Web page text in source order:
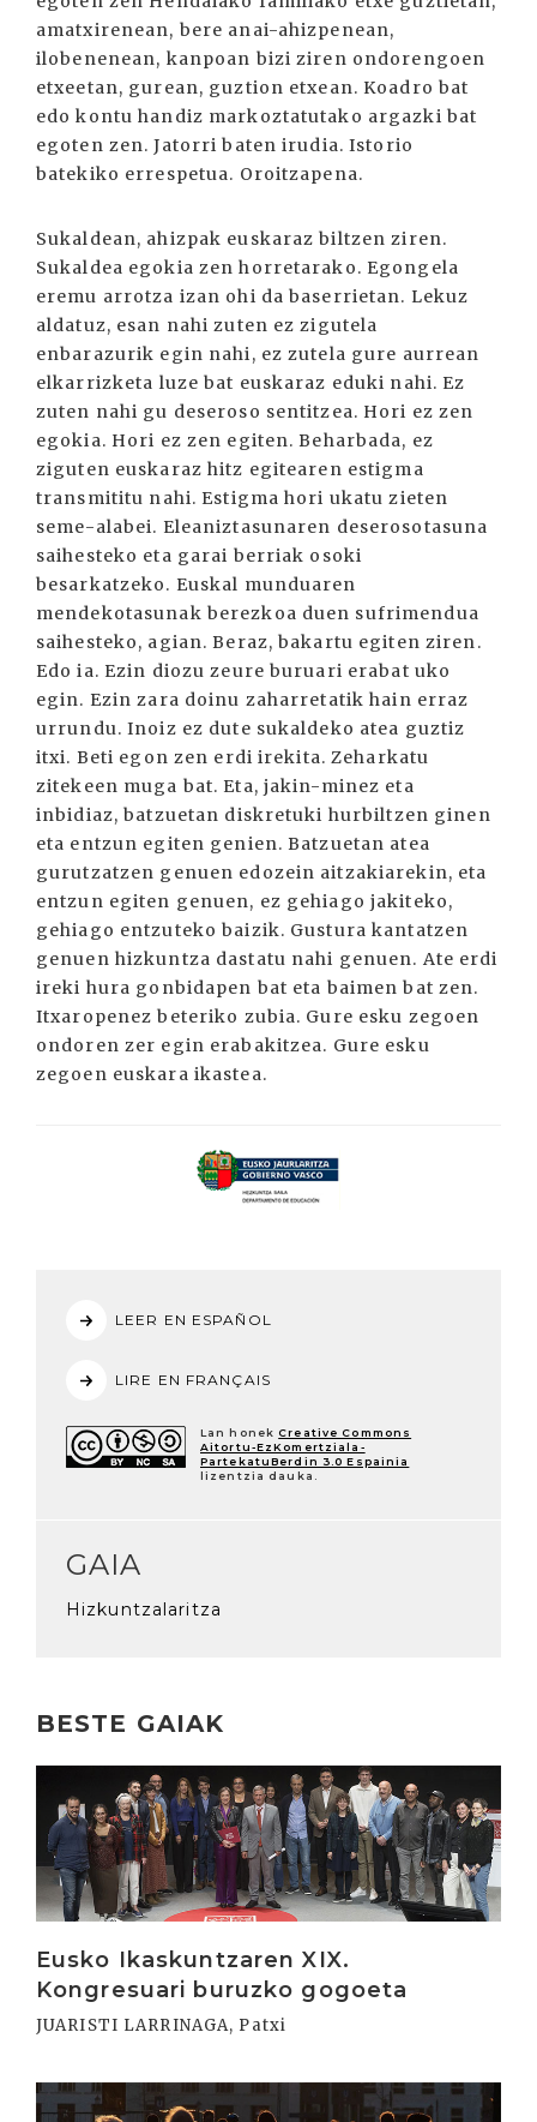
amatxirenean, bere anai-ahizpenean,
ilobenenean, kanpoan bizi ziren ondorengoen
etxeetan, gurean, guztion etxean. Koadro bat
edo kontu handiz markoztatutako argazki bat
egoten zen. Jatorri baten irudia. Istorio
batekiko errespetua. Oroitzapena.
Sukaldean, ahizpak euskaraz biltzen ziren.
Sukaldea egokia zen horretarako. Egongela
eremu arrotza izan ohi da baserrietan. Lekuz
aldatuz, esan nahi zuten ez zigutela
enbarazurik egin nahi, ez zutela gure aurrean
elkarrizketa luze bat euskaraz eduki nahi. Ez
zuten nahi gu deseroso sentitzea. Hori ez zen
egokia. Hori ez zen egiten. Beharbada, ez
ziguten euskaraz hitz egitearen estigma
transmititu nahi. Estigma hori ukatu zieten
seme-alabei. Eleaniztasunaren deserosotasuna
saihesteko eta garai berriak osoki
besarkatzeko. Euskal munduaren
mendekotasunak berezkoa duen sufrimendua
saihesteko, agian. Beraz, bakartu egiten ziren.
Edo ia. Ezin diozu zeure buruari erabat uko
egin. Ezin zara doinu zaharretatik hain erraz
urrundu. Inoiz ez dute sukaldeko atea guztiz
itxi. Beti egon zen erdi irekita. Zeharkatu
zitekeen muga bat. Eta, jakin-minez eta
inbidiaz, batzuetan diskretuki hurbiltzen ginen
eta entzun egiten genien. Batzuetan atea
gurutzatzen genuen edozein aitzakiarekin, eta
entzun egiten genuen, ez gehiago jakiteko,
gehiago entzuteko baizik. Gustura kantatzen
genuen hizkuntza dastatu nahi genuen. Ate erdi
ireki hura gonbidapen bat eta baimen bat zen.
Itxaropenez beteriko zubia. Gure esku zegoen
ondoren zer egin erabakitzea. Gure esku
zegoen euskara ikastea.
LEER EN ESPAÑOL
LIRE EN FRANÇAIS
Lan honek Creative Commons
Aitortu-EzKomertziala-
PartekatuBerdin 3.0 Espainia
lizentzia dauka.
GAIA
Hizkuntzalaritza
BESTE GAIAK
Eusko Ikaskuntzaren XIX.
Kongresuari buruzko gogoeta
JUARISTI LARRINAGA, Patxi
Irakurri